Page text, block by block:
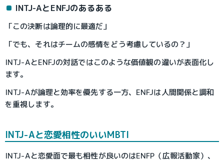
INTJ-AとENFJのあるある
「この決断は論理的に最適だ」
「でも、それはチームの感情をどう考慮しているの？」
INTJ-AとENFJの対話ではこのような価値観の違いが表面化し
ます。
INTJ-Aが論理と効率を優先する一方、ENFJは人間関係と調和
を重視します。
INTJ-Aと恋愛相性のいいMBTI
INTJ-Aと恋愛面で最も相性が良いのはENFP（広報活動家）、